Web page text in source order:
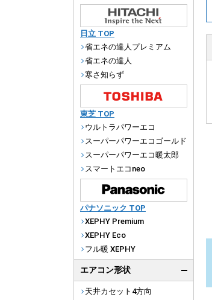
日立 TOP
省エネの達人プレミアム
省エネの達人
寒さ知らず
東芝 TOP
ウルトラパワーエコ
スーパーパワーエコゴールド
スーパーパワーエコ暖太郎
スマートエコneo
パナソニック TOP
XEPHY Premium
XEPHY Eco
フル暖 XEPHY
エアコン形状
天井カセット4方向